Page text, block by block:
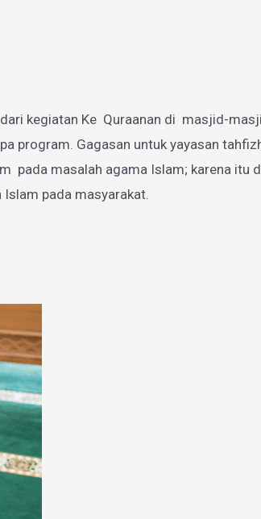
kegiatan Ke Quraanan di masjid-
program. Gagasan untuk yayasan
masalah agama Islam; karena itu
pada masyarakat.